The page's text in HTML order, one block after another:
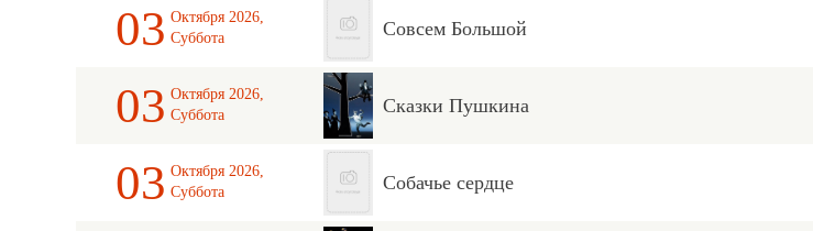
03 Октября 2026,
Суббота
Совсем Большой
03 Октября 2026,
Суббота
Сказки Пушкина
03 Октября 2026,
Суббота
Собачье сердце